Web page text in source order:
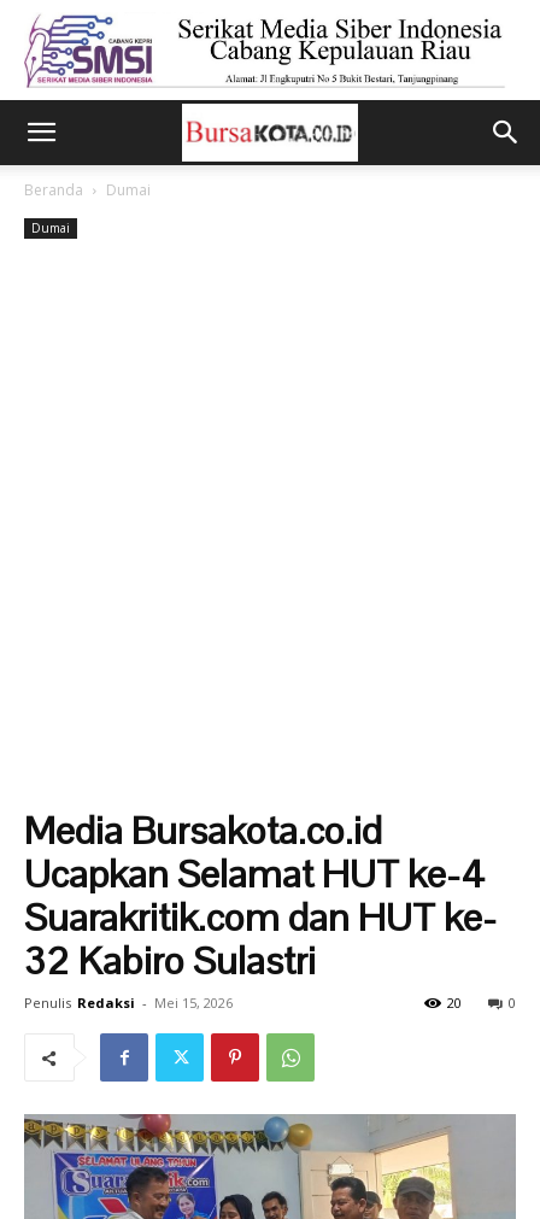
Beranda Dumai
Dumai
Media Bursakota.co.id
Ucapkan Selamat HUT ke-4
Suarakritik.com dan HUT ke-
32 Kabiro Sulastri
Penulis Redaksi - Mei 15, 2026 0
20